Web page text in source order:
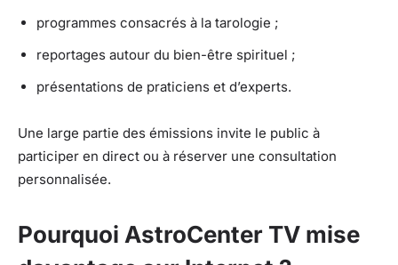
programmes consacrés à la tarologie ;
reportages autour du bien-être spirituel ;
présentations de praticiens et d’experts.
Une large partie des émissions invite le public à
participer en direct ou à réserver une consultation
personnalisée.
Pourquoi AstroCenter TV mise